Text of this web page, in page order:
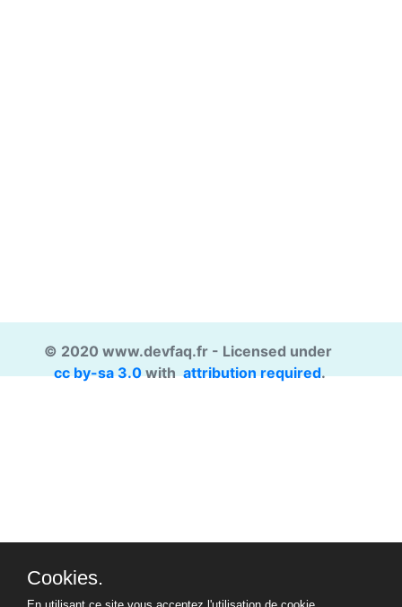
© 2020 www.devfaq.fr - Licensed under
cc by-sa 3.0withattribution required.
Cookies.